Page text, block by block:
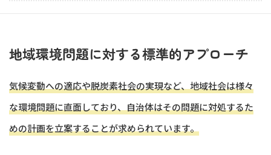
地域環境問題に対する標準的アプローチ
気候変動への適応や脱炭素社会の実現など、地域社会は様々
な環境問題に直面しており、自治体はその問題に対処するた
めの計画を立案することが求められています。